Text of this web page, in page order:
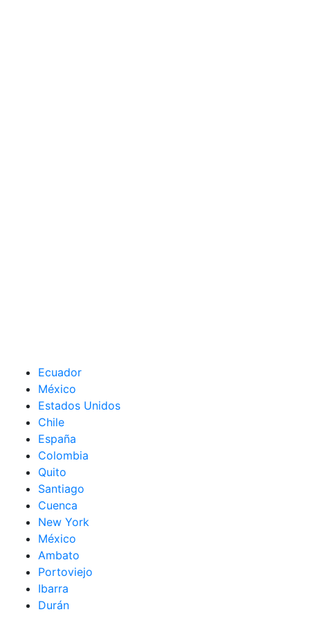
Ecuador
México
Estados Unidos
Chile
España
Colombia
Quito
Santiago
Cuenca
New York
México
Ambato
Portoviejo
Ibarra
Durán